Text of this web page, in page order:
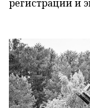
регистрации и